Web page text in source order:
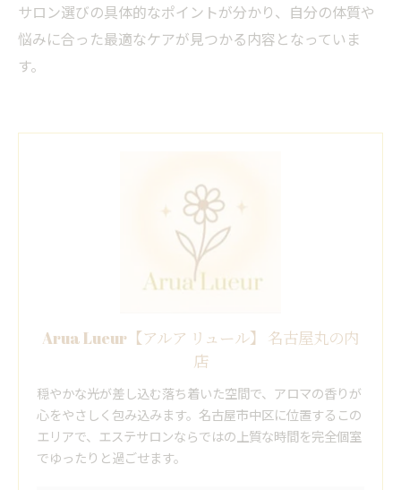
サロン選びの具体的なポイントが分かり、自分の体質や
悩みに合った最適なケアが見つかる内容となっていま
す。
Arua Lueur【アルア リュール】 名古屋丸の内
店
穏やかな光が差し込む落ち着いた空間で、アロマの香りが
心をやさしく包み込みます。名古屋市中区に位置するこの
エリアで、エステサロンならではの上質な時間を完全個室
でゆったりと過ごせます。